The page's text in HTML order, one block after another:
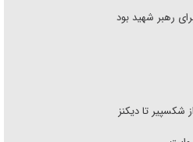
رهبر شهید بود
شکسپیر تا دیکنز